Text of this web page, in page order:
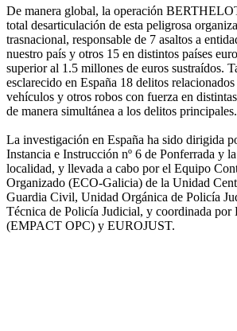
De manera global, la operación
total desarticulación de esta peligrosa
trasnacional, responsable de 7 asaltos a
nuestro país y otros 15 en distintos países
superior al 1.5 millones de euros sustraídos.
esclarecido en España 18 delitos
vehículos y otros robos con fuerza en
de manera simultánea a los delitos principales.
La investigación en España ha sido dirigida
Instancia e Instrucción nº 6 de Ponferrada y
localidad, y llevada a cabo por el Equipo
Organizado (ECO-Galicia) de la Unidad
Guardia Civil, Unidad Orgánica de Policía
Técnica de Policía Judicial, y coordinada
(EMPACT OPC) y EUROJUST.